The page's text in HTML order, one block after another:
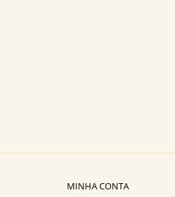
MINHA CONTA